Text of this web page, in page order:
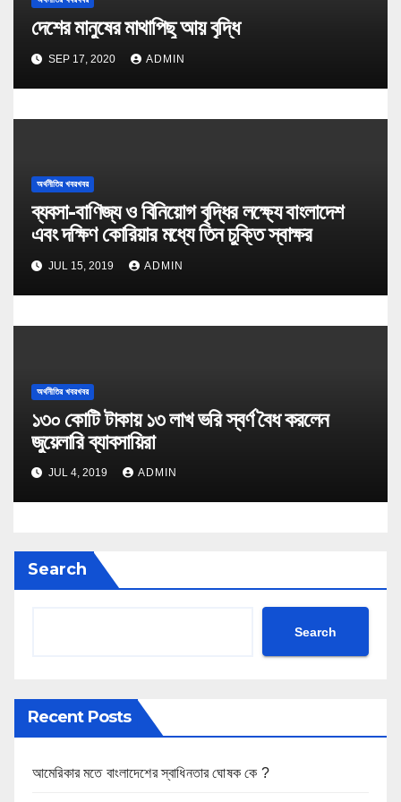
দেশের মানুষের মাথাপিছু আয় বৃদ্ধি
SEP 17, 2020 ADMIN
অর্থনীতির খবরখবর
ব্যবসা-বাণিজ্য ও বিনিয়োগ বৃদ্ধির লক্ষ্যে বাংলাদেশ
এবং দক্ষিণ কোরিয়ার মধ্যে তিন চুক্তি স্বাক্ষর
JUL 15, 2019 ADMIN
অর্থনীতির খবরখবর
১৩০ কোটি টাকায় ১৩ লাখ ভরি স্বর্ণ বৈধ করলেন
জুয়েলারি ব্যাবসায়িরা
JUL 4, 2019 ADMIN
Search
Search
Recent Posts
আমেরিকার মতে বাংলাদেশের স্বাধিনতার ঘোষক কে ?